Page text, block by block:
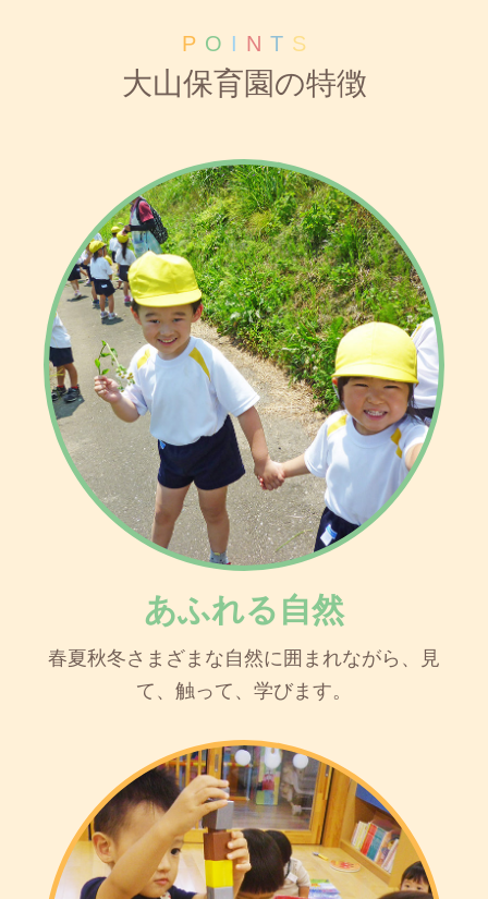
P O I N T S
大山保育園の特徴
あふれる自然
春夏秋冬さまざまな自然に囲まれながら、見
て、触って、学びます。